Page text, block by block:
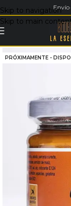
Skip to navigation
Skip to main
PRÓXIMAMENTE -